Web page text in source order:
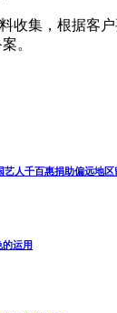
集，根据客户
。
人千百惠捐助偏远地区
的运用